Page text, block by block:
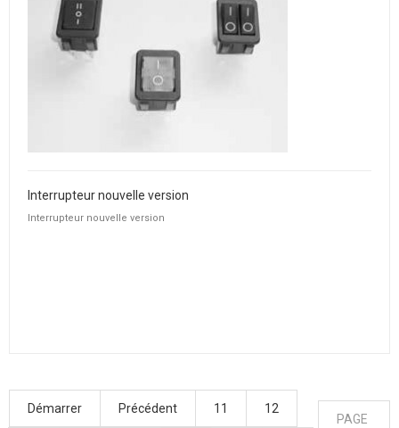
Interrupteur nouvelle version
Interrupteur nouvelle version
Démarrer Précédent 11 12
PAGE